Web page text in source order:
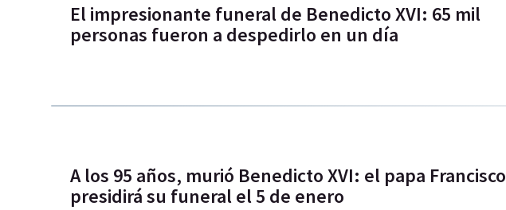
El impresionante funeral de Benedicto XVI: 65 mil
personas fueron a despedirlo en un día
A los 95 años, murió Benedicto XVI: el papa Francisco
presidirá su funeral el 5 de enero